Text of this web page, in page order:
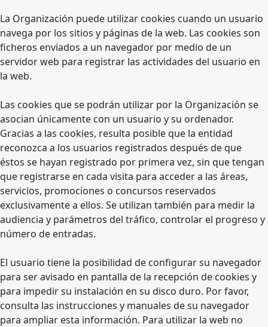
La Organización puede utilizar cookies cuando un usuario
navega por los sitios y páginas de la web. Las cookies son
ficheros enviados a un navegador por medio de un
servidor web para registrar las actividades del usuario en
la web.
Las cookies que se podrán utilizar por la Organización se
asocian únicamente con un usuario y su ordenador.
Gracias a las cookies, resulta posible que la entidad
reconozca a los usuarios registrados después de que
éstos se hayan registrado por primera vez, sin que tengan
que registrarse en cada visita para acceder a las áreas,
servicios, promociones o concursos reservados
exclusivamente a ellos. Se utilizan también para medir la
audiencia y parámetros del tráfico, controlar el progreso y
número de entradas.
El usuario tiene la posibilidad de configurar su navegador
para ser avisado en pantalla de la recepción de cookies y
para impedir su instalación en su disco duro. Por favor,
consulta las instrucciones y manuales de su navegador
para ampliar esta información. Para utilizar la web no